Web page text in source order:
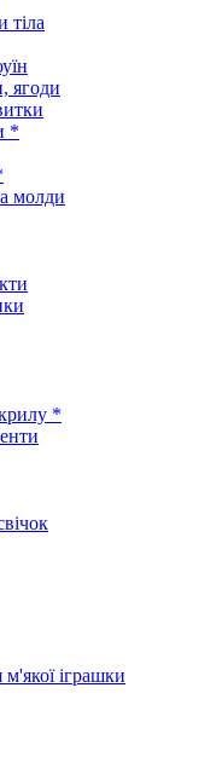
тіла
ягоди
*
молди
*
іграшки